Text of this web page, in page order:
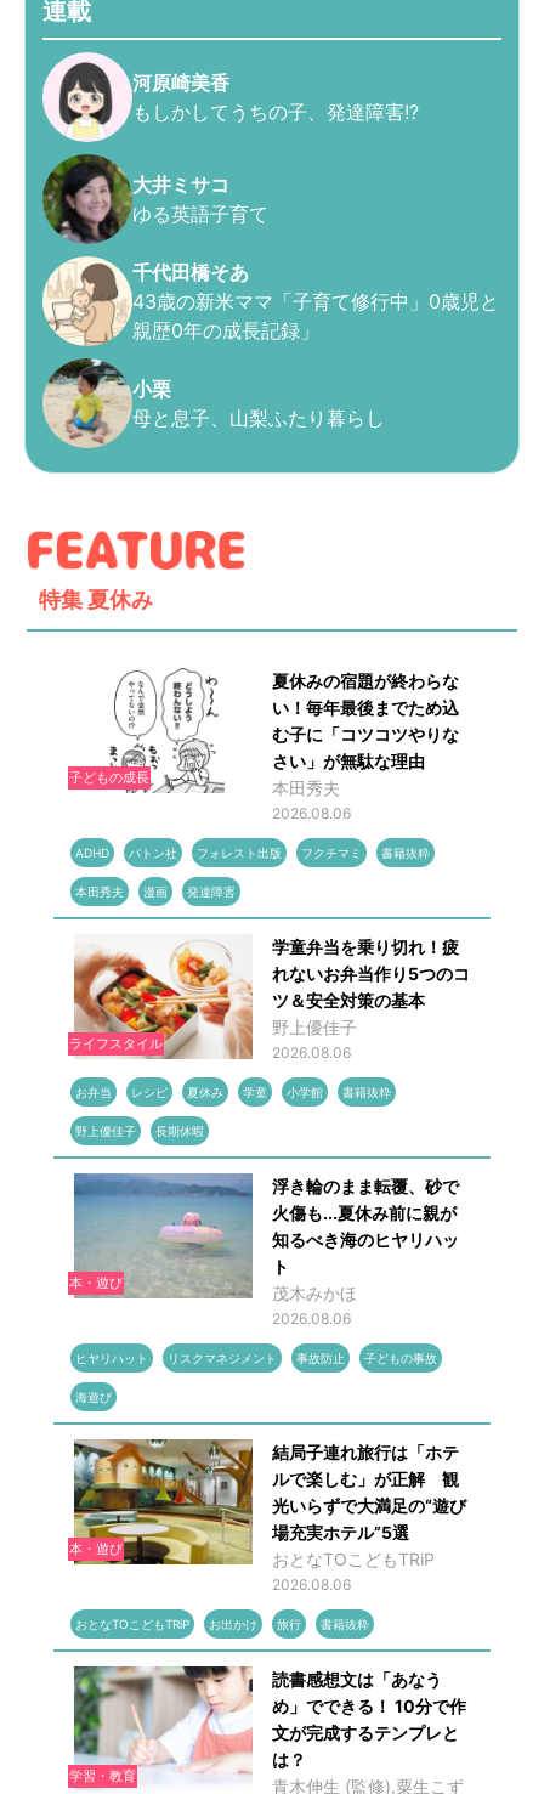
連載
河原崎美香
もしかしてうちの子、発達障害!?
大井ミサコ
ゆる英語子育て
千代田橋そあ
43歳の新米ママ「子育て修行中」0歳児と
親歴0年の成長記録」
小栗
母と息子、山梨ふたり暮らし
特集 夏休み
子どもの成長
夏休みの宿題が終わらな
い！毎年最後までため込
む子に「コツコツやりな
さい」が無駄な理由
本田秀夫
2026.08.06
ADHD バトン社 フォレスト出版 フクチマミ 書籍抜粋
本田秀夫 漫画 発達障害
ライフスタイル
学童弁当を乗り切れ！疲
れないお弁当作り5つのコ
ツ＆安全対策の基本
野上優佳子
2026.08.06
お弁当 レシピ 夏休み 学童 小学館 書籍抜粋
野上優佳子 長期休暇
本・遊び
浮き輪のまま転覆、砂で
火傷も...夏休み前に親が
知るべき海のヒヤリハッ
ト
茂木みかほ
2026.08.06
ヒヤリハット リスクマネジメント 事故防止 子どもの事故
海遊び
本・遊び
結局子連れ旅行は「ホテ
ルで楽しむ」が正解 観
光いらずで大満足の“遊び
場充実ホテル”5選
おとなTOこどもTRiP
2026.08.06
おとなTOこどもTRiP お出かけ 旅行 書籍抜粋
学習・教育
読書感想文は「あなう
め」でできる！ 10分で作
文が完成するテンプレと
は？
青木伸生 (監修),粟生こず